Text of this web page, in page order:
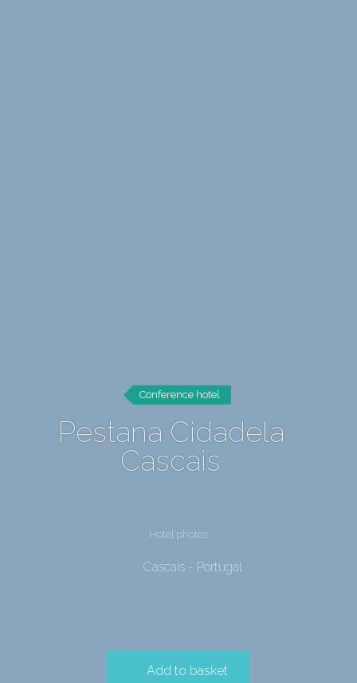
Conference hotel
Pestana Cidadela
Cascais
Hotel photos
Cascais - Portugal